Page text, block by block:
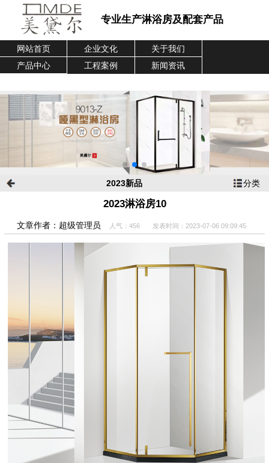
专业生产淋浴房及配套产品
网站首页 企业文化
关于我们
产品中心
工程案例
新闻资讯
2023新品 分类
2023淋浴房10
文章作者：超级管理员 人气：456 发表时间：2023-07-06 09:09:45